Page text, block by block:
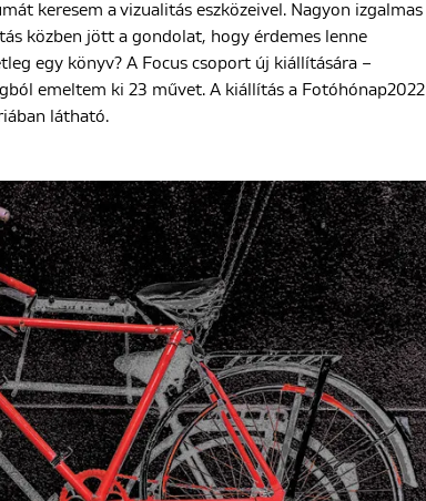
keresem a vizualitás eszközeivel. Nagyon izgalmas
közben jött a gondolat, hogy érdemes lenne
egy könyv? A Focus csoport új kiállítására –
emeltem ki 23 művet. A kiállítás a Fotóhónap2022
látható.